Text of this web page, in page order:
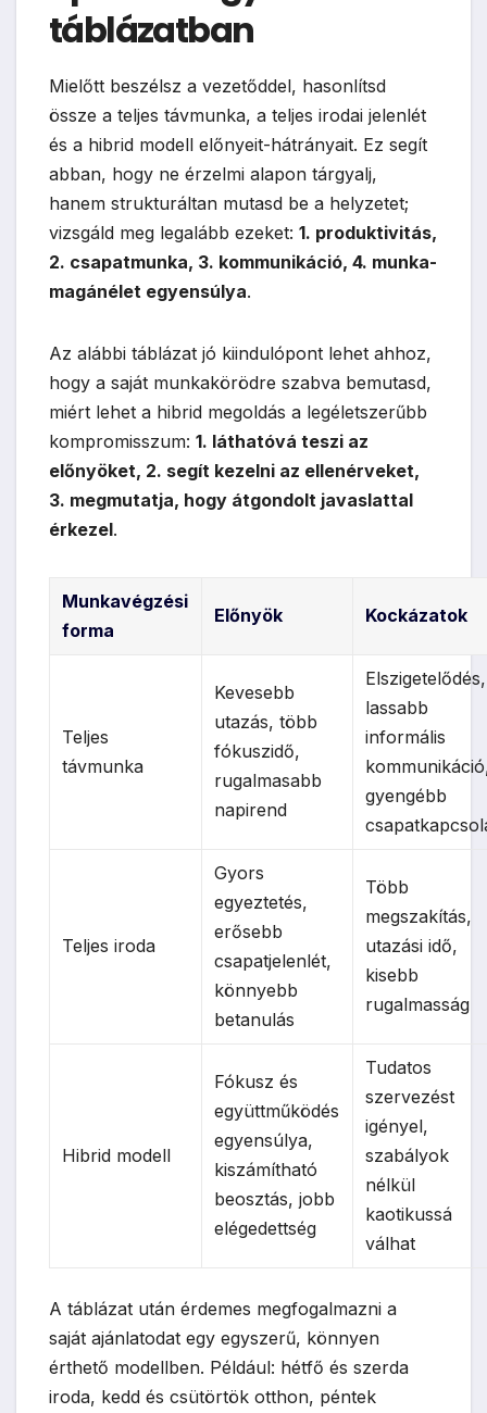
táblázatban
Mielőtt beszélsz a vezetőddel, hasonlítsd
össze a teljes távmunka, a teljes irodai jelenlét
és a hibrid modell előnyeit-hátrányait. Ez segít
abban, hogy ne érzelmi alapon tárgyalj,
hanem strukturáltan mutasd be a helyzetet;
vizsgáld meg legalább ezeket: 1. produktivitás,
2. csapatmunka, 3. kommunikáció, 4. munka-
magánélet egyensúlya.
Az alábbi táblázat jó kiindulópont lehet ahhoz,
hogy a saját munkakörödre szabva bemutasd,
miért lehet a hibrid megoldás a legéletszerűbb
kompromisszum: 1. láthatóvá teszi az
előnyöket, 2. segít kezelni az ellenérveket,
3. megmutatja, hogy átgondolt javaslattal
érkezel.
Munkavégzési
forma
Előnyök Kockázatok
Teljes
távmunka
Kevesebb
utazás, több
fókuszidő,
rugalmasabb
napirend
Elszigetelődés,
lassabb
informális
gyengébb
Teljes iroda
Gyors
egyeztetés,
erősebb
csapatjelenlét,
könnyebb
betanulás
Több
megszakítás,
utazási idő,
kisebb
rugalmasság
Hibrid modell
Fókusz és
együttműködés
egyensúlya,
kiszámítható
beosztás, jobb
elégedettség
Tudatos
szervezést
igényel,
szabályok
nélkül
kaotikussá
válhat
A táblázat után érdemes megfogalmazni a
saját ajánlatodat egy egyszerű, könnyen
érthető modellben. Például: hétfő és szerda
iroda, kedd és csütörtök otthon, péntek